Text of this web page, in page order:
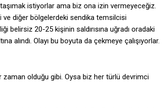
istiyorlar ama biz ona izin vermeyeceğiz.
ve diğer bölgelerdeki sendika temsilcisi
belirsiz 20-25 kişinin saldırısına uğradı oradaki
alındı. Olayı bu boyuta da çekmeye çalışıyorlar.
zaman olduğu gibi. Oysa biz her türlü devrimci